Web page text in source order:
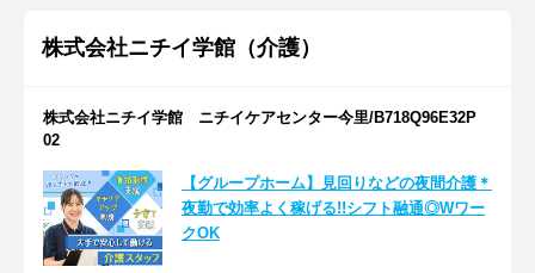
株式会社ニチイ学館（介護）
株式会社ニチイ学館 ニチイケアセンター今里/B718Q96E32P
02
【グループホーム】見回りなどの夜間介護＊
夜勤で効率よく稼げる!!シフト融通◎Wワー
クOK